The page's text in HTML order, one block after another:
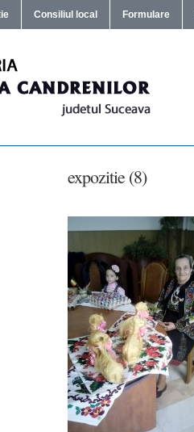
Consiliul local Formulare
expozitie (8)